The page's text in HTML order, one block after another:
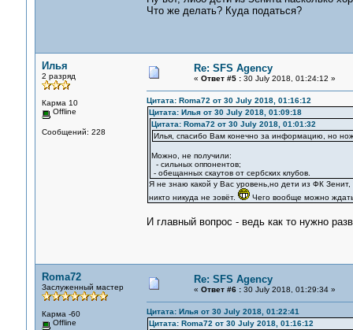
Что же делать? Куда податься?
Илья
2 разряд
Карма 10
Offline
Сообщений: 228
Re: SFS Agency
« Ответ #5 :30 July 2018, 01:24:12 »
Цитата: Roma72 от 30 July 2018, 01:16:12
Цитата: Илья от 30 July 2018, 01:09:18
Цитата: Roma72 от 30 July 2018, 01:01:32
Илья, спасибо Вам конечно за информацию, но
Можно, не получили:
- сильных оппонентов;
- обещанных скаутов от сербских клубов.
Я не знаю какой у Вас уровень,но дети из ФК
никто никуда не зовёт.
Чего вообще можно
И главный вопрос - ведь как то нужно
Roma72
Заслуженный мастер
Карма -60
Offline
Re: SFS Agency
« Ответ #6 :30 July 2018, 01:29:34 »
Цитата: Илья от 30 July 2018, 01:22:41
Цитата: Roma72 от 30 July 2018, 01:16:12